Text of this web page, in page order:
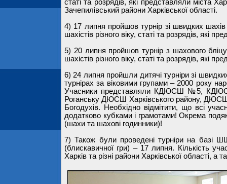
статі та розрядів, які представляли міста
Зачепилівський райони Харківської області.
4) 17 липня пройшов турнір зі швидких шахів
шахістів різного віку, статі та розрядів, які
5) 20 липня пройшов турнір з шахового
шахістів різного віку, статі та розрядів, які
6) 24 липня пройшли дитячі турніри зі
турнірах за віковими групами – 2000 року
Учасники представляли КДЮСШ №5,
Роганську ДЮСШ Харківського району, ДЮСШ
Богодухів. Необхідно відмітити, що всі
додатково кубками і грамотами! Окрема
(шахи та шахові годинники)!
7) Також були проведені турніри на базі
(блискавичної гри) – 17 липня. Кількість
Харків та різні райони Харківської області, а